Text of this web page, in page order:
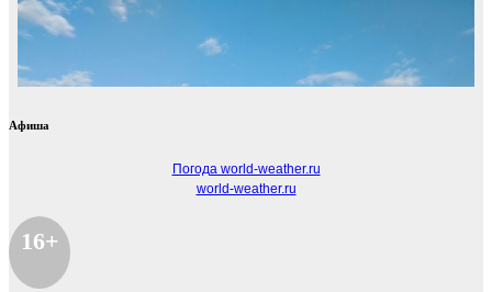
Афиша
Погода world-weather.ru
world-weather.ru
16+